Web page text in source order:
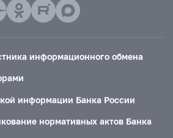
информационного обмена
информации Банка России
нормативных актов Банка